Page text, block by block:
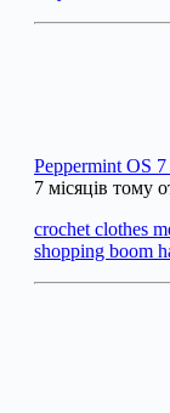
Peppermint OS
7 місяців тому
crochet clothes
shopping boom